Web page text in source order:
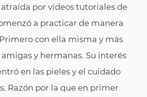
atraída por vídeos tutoriales de
a practicar de manera
con ella misma y más
y hermanas. Su interés
en las pieles y el cuidado
Razón por la que en primer